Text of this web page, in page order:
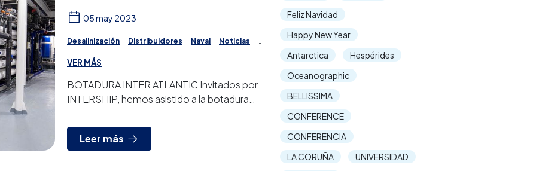
Feliz Navidad
Happy New Year
Antarctica
Hespérides
Oceanographic
BELLISSIMA
CONFERENCE
CONFERENCIA
LA CORUÑA
UNIVERSIDAD
05 may 2023
Desalinización Distribuidores Naval
Noticias
Proyectos
VER MÁS
BOTADURA INTER ATLANTIC Invitados por
INTERSHIP, hemos asistido a la botadura
último LFC (Live...
Leer más